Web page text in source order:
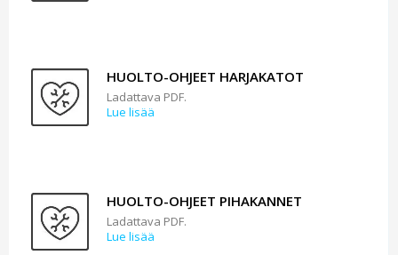
HUOLTO-OHJEET HARJAKATOT
Ladattava PDF.
Lue lisää
HUOLTO-OHJEET PIHAKANNET
Ladattava PDF.
Lue lisää